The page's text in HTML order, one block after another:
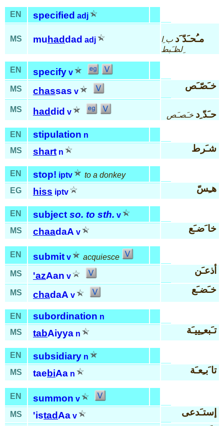
EN specified adj
MS muhaddad adj مـُحـَدّ َد ب ِا
ِلظـَبط
EN specify v
MS
chassas v
خـَصّـَص
MS haddid v حـَدّ ِد خـَصـَص
EN stipulation n
MS
shart n شـَرط
EN stop! iptv
to a donkey
EG
hiss iptv هـِسّ
EN subject so. to sth. v
MS
chaadaA v خا َضـَع
EN submit v
acquiesce
MS
'azAan v
أذعـَن
MS chadaA v
خـَضـَع
EN subordination n
MS
tabAiyya n تـَبعـِييـَة
EN subsidiary n
MS
taebiAa n تا َبـِعـَة
EN summon v
MS
'istadAa v
إستـَدعى